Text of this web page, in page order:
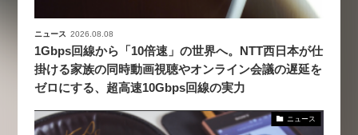
ニュース 2026.08.08
1Gbps回線から「10倍速」の世界へ。NTT西日本が仕
掛ける家族の同時動画視聴やオンライン会議の遅延を
ゼロにする、超高速10Gbps回線の実力
ニュース